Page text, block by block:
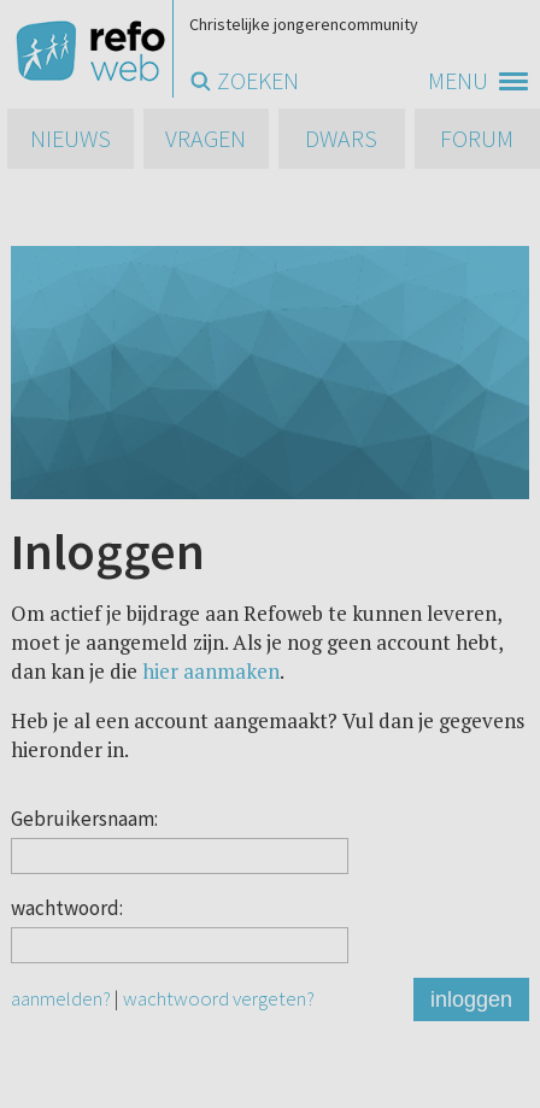
MENU
Christelijke jongerencommunity
ZOEKEN
NIEUWS
VRAGEN DWARS FORUM
Inloggen
Om actief je bijdrage aan Refoweb te kunnen leveren,
moet je aangemeld zijn. Als je nog geen account hebt,
dan kan je die hier aanmaken.
Heb je al een account aangemaakt? Vul dan je gegevens
hieronder in.
Gebruikersnaam:
wachtwoord:
aanmelden? | wachtwoord vergeten? inloggen